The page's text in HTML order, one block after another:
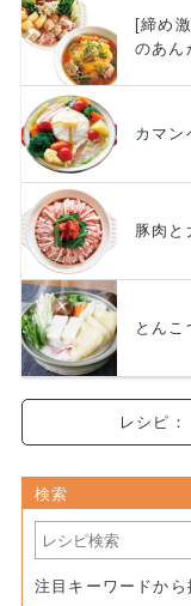
[締め
のあん
カマン
豚肉と
とんこ
検索
注目キーワードから